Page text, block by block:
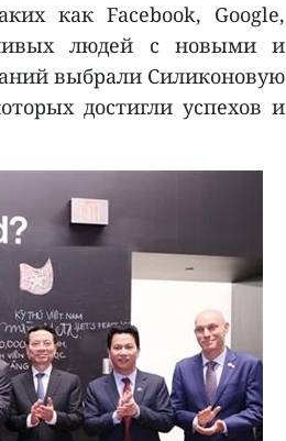
как Facebook, Google,
людей с новыми и
выбрали Силиконовую
достигли успехов и